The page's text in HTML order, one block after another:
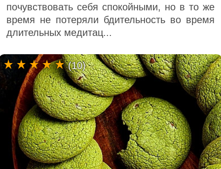
почувствовать себя спокойными, но в то же
время не потеряли бдительность во время
длительных медитац...
(10)